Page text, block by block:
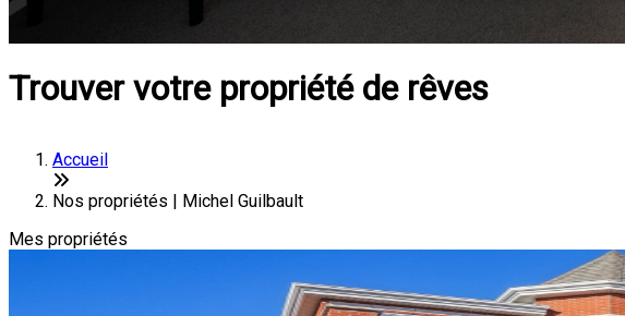
Trouver votre propriété de rêves
Accueil
Nos propriétés | Michel Guilbault
Mes propriétés